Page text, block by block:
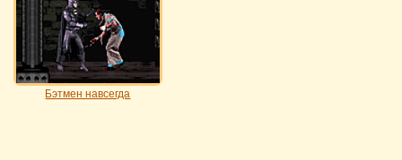
Бэтмен навсегда